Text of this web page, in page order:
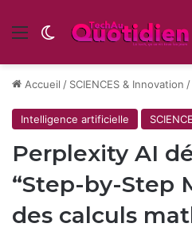
Menu Switch skin
Accueil / SCIENCES & Innovation /
Intelligence artificielle
Perplexity AI
“Step-by-Step
des calculs